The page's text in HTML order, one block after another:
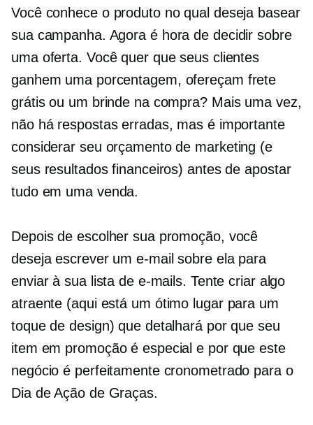
Você conhece o produto no qual deseja basear
sua campanha. Agora é hora de decidir sobre
uma oferta. Você quer que seus clientes
ganhem uma porcentagem, ofereçam frete
grátis ou um brinde na compra? Mais uma vez,
não há respostas erradas, mas é importante
considerar seu orçamento de marketing (e
seus resultados financeiros) antes de apostar
tudo em uma venda.
Depois de escolher sua promoção, você
deseja escrever um e-mail sobre ela para
enviar à sua lista de e-mails. Tente criar algo
atraente (aqui está um ótimo lugar para um
toque de design) que detalhará por que seu
item em promoção é especial e por que este
negócio é perfeitamente cronometrado para o
Dia de Ação de Graças.